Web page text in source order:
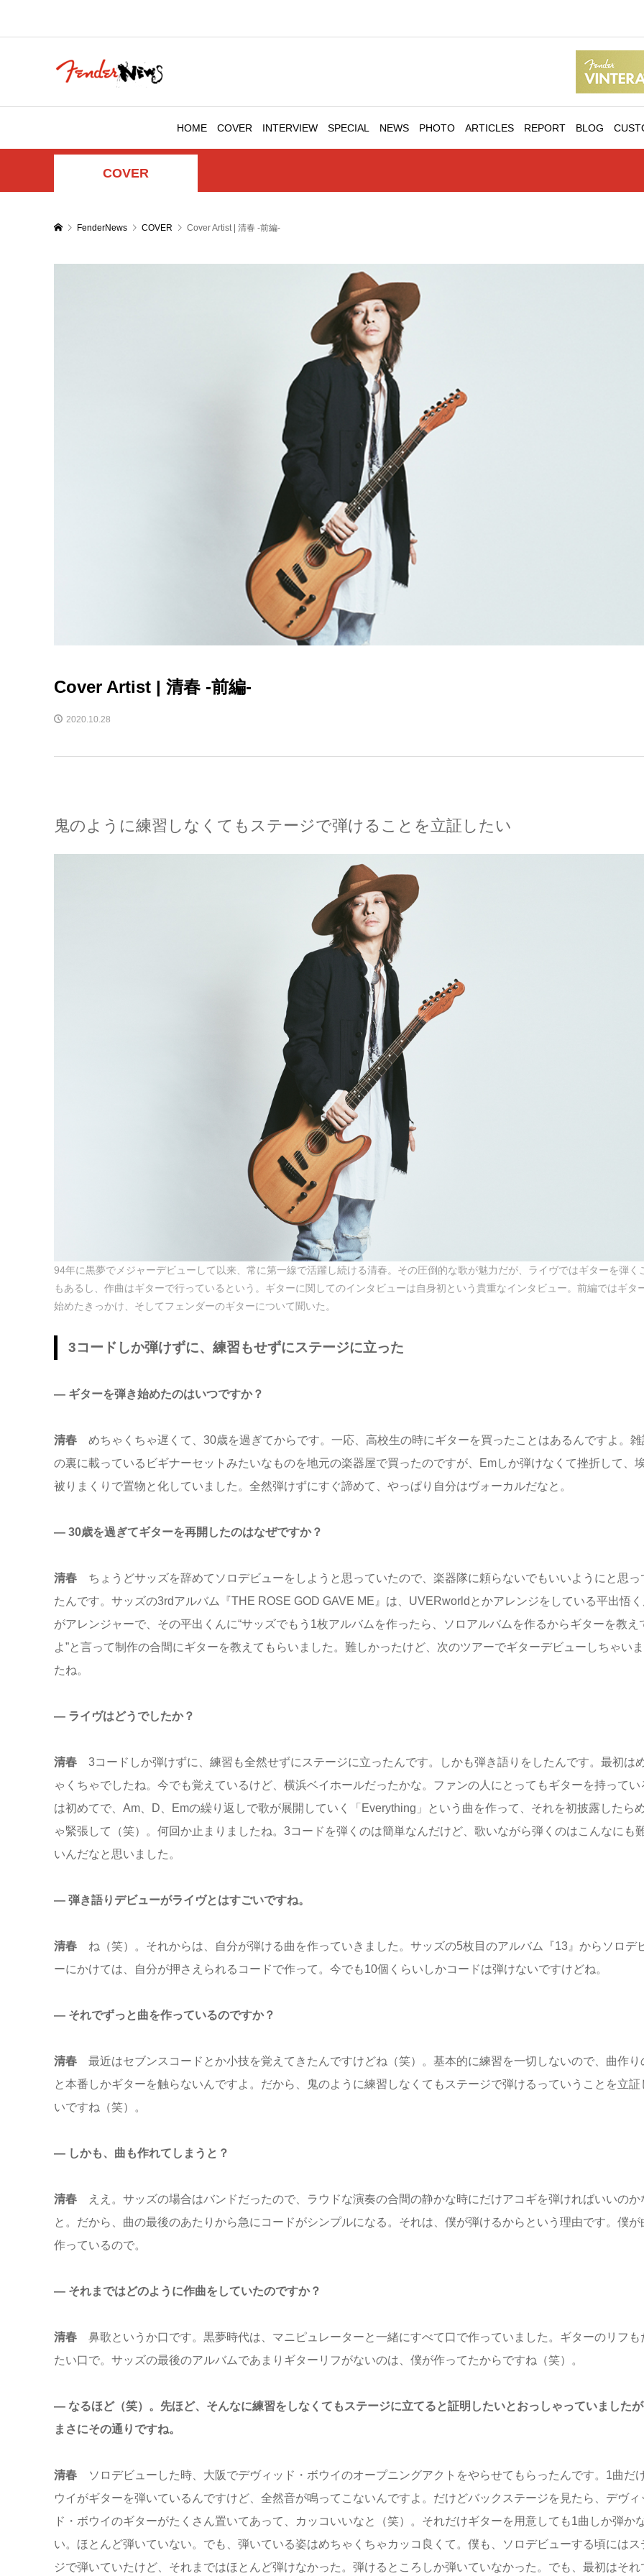
HOME COVER INTERVIEW SPECIAL NEWS PHOTO ARTICLES REPORT BLOG
COVER
FenderNews COVER Cover Artist | 清春 -前編-
Cover Artist | 清春 -前編-
2020.10.28
鬼のように練習しなくてもステージで弾けることを立証したい
94年に黒夢でメジャーデビューして以来、常に第一線で活躍し続ける清春。その圧倒的な歌が魅力だが、ライヴではギターを弾く
もあるし、作曲はギターで行っているという。ギターに関してのインタビューは自身初という貴重なインタビュー。前編ではギタ
始めたきっかけ、そしてフェンダーのギターについて聞いた。
3コードしか弾けずに、練習もせずにステージに立った
― ギターを弾き始めたのはいつですか？
清春 めちゃくちゃ遅くて、30歳を過ぎてからです。一応、高校生の時にギターを買ったことはあるんですよ。雑
の裏に載っているビギナーセットみたいなものを地元の楽器屋で買ったのですが、Emしか弾けなくて挫折して、
被りまくりで置物と化していました。全然弾けずにすぐ諦めて、やっぱり自分はヴォーカルだなと。
― 30歳を過ぎてギターを再開したのはなぜですか？
清春 ちょうどサッズを辞めてソロデビューをしようと思っていたので、楽器隊に頼らないでもいいようにと思っ
たんです。サッズの3rdアルバム『THE ROSE GOD GAVE ME』は、UVERworldとかアレンジをしている平出悟く
がアレンジャーで、その平出くんに“サッズでもう1枚アルバムを作ったら、ソロアルバムを作るからギターを教え
よ”と言って制作の合間にギターを教えてもらいました。難しかったけど、次のツアーでギターデビューしちゃい
たね。
― ライヴはどうでしたか？
清春 3コードしか弾けずに、練習も全然せずにステージに立ったんです。しかも弾き語りをしたんです。最初は
ゃくちゃでしたね。今でも覚えているけど、横浜ベイホールだったかな。ファンの人にとってもギターを持ってい
は初めてで、Am、D、Emの繰り返しで歌が展開していく「Everything」という曲を作って、それを初披露したら
ゃ緊張して（笑）。何回か止まりましたね。3コードを弾くのは簡単なんだけど、歌いながら弾くのはこんなにも
いんだなと思いました。
― 弾き語りデビューがライヴとはすごいですね。
清春 ね（笑）。それからは、自分が弾ける曲を作っていきました。サッズの5枚目のアルバム『13』からソロデ
ーにかけては、自分が押さえられるコードで作って。今でも10個くらいしかコードは弾けないですけどね。
― それでずっと曲を作っているのですか？
清春 最近はセブンスコードとか小技を覚えてきたんですけどね（笑）。基本的に練習を一切しないので、曲作り
と本番しかギターを触らないんですよ。だから、鬼のように練習しなくてもステージで弾けるっていうことを立証
いですね（笑）。
― しかも、曲も作れてしまうと？
清春
ええ。サッズの場合はバンドだったので、ラウドな演奏の合間の静かな時にだけアコギを弾ければいいのか
と。だから、曲の最後のあたりから急にコードがシンプルになる。それは、僕が弾けるからという理由です。僕が
作っているので。
― それまではどのように作曲をしていたのですか？
清春 鼻歌というか口です。黒夢時代は、マニピュレーターと一緒にすべて口で作っていました。ギターのリフも
たい口で。サッズの最後のアルバムであまりギターリフがないのは、僕が作ってたからですね（笑）。
― なるほど（笑）。先ほど、そんなに練習をしなくてもステージに立てると証明したいとおっしゃっていましたが
まさにその通りですね。
清春
ソロデビューした時、大阪でデヴィッド・ボウイのオープニングアクトをやらせてもらったんです。1曲だ
ウイがギターを弾いているんですけど、全然音が鳴ってこないんですよ。だけどバックステージを見たら、デヴィ
ド・ボウイのギターがたくさん置いてあって、カッコいいなと（笑）。それだけギターを用意しても1曲しか弾か
い。ほとんど弾いていない。でも、弾いている姿はめちゃくちゃカッコ良くて。僕も、ソロデビューする頃にはス
ジで弾いていたけど、それまではほとんど弾けなかった。弾けるところしか弾いていなかった。でも、最初はそれ